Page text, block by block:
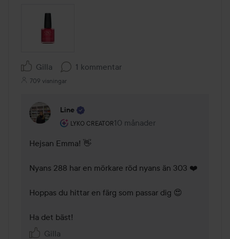
Gilla 1 kommentar
709 visningar
Line
LYKO CREATOR
Användarens roll: Lyko Creator.
10 månader
Kommentaren lades 10 månader
Hejsan Emma! 👋
Nyans 288 har en mörkare röd nyans än 303 ❤️
Hoppas du hittar en färg som passar dig 😍
Ha det bäst!
Gilla